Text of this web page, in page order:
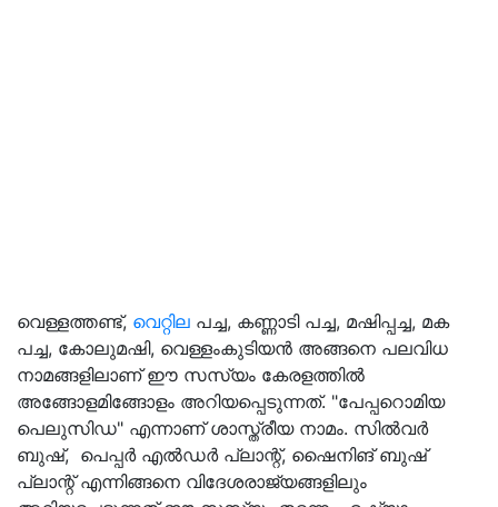
വെള്ളത്തണ്ട്, വെറ്റില പച്ച, കണ്ണാടി പച്ച, മഷിപ്പച്ച, മക
പച്ച, കോലുമഷി, വെള്ളംകുടിയൻ അങ്ങനെ പലവിധ
നാമങ്ങളിലാണ് ഈ സസ്യം കേരളത്തിൽ
അങ്ങോളമിങ്ങോളം അറിയപ്പെടുന്നത്. "പേപ്പറൊമിയ
പെലുസിഡ" എന്നാണ് ശാസ്ത്രീയ നാമം. സിൽവർ
ബുഷ്, പെപ്പർ എൽഡർ പ്ലാന്റ്, ഷൈനിങ് ബുഷ്
പ്ലാന്റ് എന്നിങ്ങനെ വിദേശരാജ്യങ്ങളിലും